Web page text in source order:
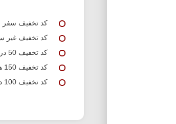
کد تخفیف سفر
کد تخفیف غیر
کد تخفیف 50 درصدی تپسی
کد تخفیف 150 هزار تومانی سفر بین شهری تپسی
کد تخفیف 100 درصدی تپسی تا سقف 75 تومان